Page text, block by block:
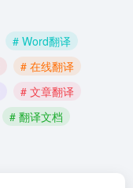
# Word翻译
# 在线翻译
# 文章翻译
# 翻译文档